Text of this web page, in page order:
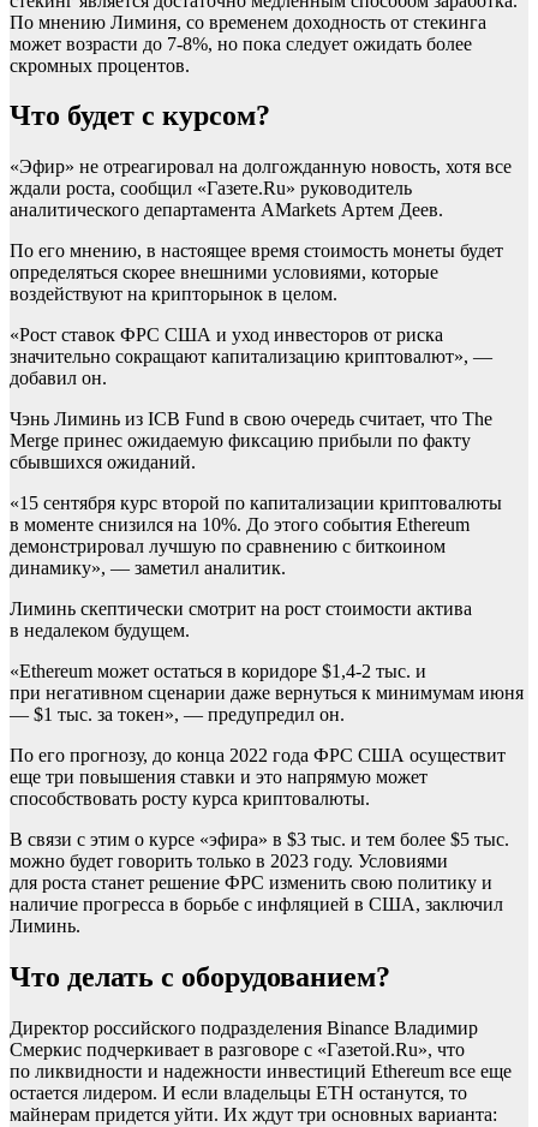
По мнению Лиминя, со временем доходность от стекинга
может возрасти до 7-8%, но пока следует ожидать более
скромных процентов.
Что будет с курсом?
«Эфир» не отреагировал на долгожданную новость, хотя все
ждали роста, сообщил «Газете.Ru» руководитель
аналитического департамента AMarkets Артем Деев.
По его мнению, в настоящее время стоимость монеты будет
определяться скорее внешними условиями, которые
воздействуют на крипторынок в целом.
«Рост ставок ФРС США и уход инвесторов от риска
значительно сокращают капитализацию криптовалют», —
добавил он.
Чэнь Лиминь из ICB Fund в свою очередь считает, что The
Merge принес ожидаемую фиксацию прибыли по факту
сбывшихся ожиданий.
«15 сентября курс второй по капитализации криптовалюты
в моменте снизился на 10%. До этого события Ethereum
демонстрировал лучшую по сравнению с биткоином
динамику», — заметил аналитик.
Лиминь скептически смотрит на рост стоимости актива
в недалеком будущем.
«Ethereum может остаться в коридоре $1,4-2 тыс. и
при негативном сценарии даже вернуться к минимумам июня
— $1 тыс. за токен», — предупредил он.
По его прогнозу, до конца 2022 года ФРС США осуществит
еще три повышения ставки и это напрямую может
способствовать росту курса криптовалюты.
В связи с этим о курсе «эфира» в $3 тыс. и тем более $5 тыс.
можно будет говорить только в 2023 году. Условиями
для роста станет решение ФРС изменить свою политику и
наличие прогресса в борьбе с инфляцией в США, заключил
Лиминь.
Что делать с оборудованием?
Директор российского подразделения Binance Владимир
Смеркис подчеркивает в разговоре с «Газетой.Ru», что
по ликвидности и надежности инвестиций Ethereum все еще
остается лидером. И если владельцы ETH останутся, то
майнерам придется уйти. Их ждут три основных варианта: